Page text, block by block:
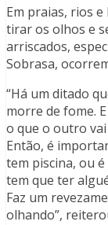
Em praias, rios
tirar os olhos e
arriscados,
Sobrasa,
“Há um ditado
morre de fome.
o que o outro
Então, é
tem piscina, ou
tem que ter
Faz um
olhando”,